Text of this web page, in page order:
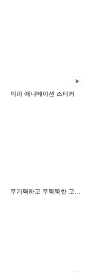
미피 애니메이션 스티커